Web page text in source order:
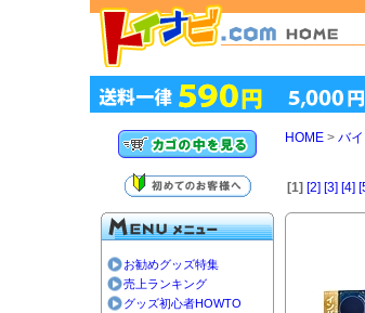
お勧めグッズ特集
売上ランキング
グッズ初心者HOWTO
HOME > バ
[1] [2] [3] [4]